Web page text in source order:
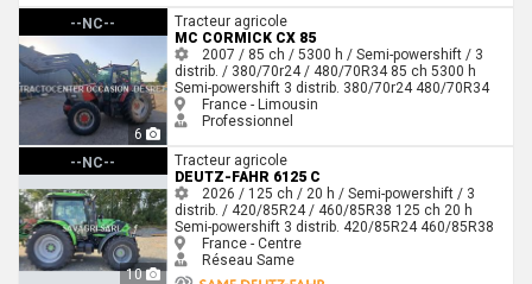
--NC--
6
Mc Cormick CX 85
Tracteur agricole
MC CORMICK CX 85
2007 / 85 ch / 5300 h / Semi-powershift / 3
distrib. / 380/70r24 / 480/70R34 85 ch 5300 h
Semi-powershift 3 distrib. 380/70r24 480/70R34
France - Limousin
Professionnel
--NC--
10
Deutz-Fahr 6125 C
Tracteur agricole
DEUTZ-FAHR 6125 C
2026 / 125 ch / 20 h / Semi-powershift / 3
distrib. / 420/85R24 / 460/85R38 125 ch 20 h
Semi-powershift 3 distrib. 420/85R24 460/85R38
France - Centre
Réseau Same